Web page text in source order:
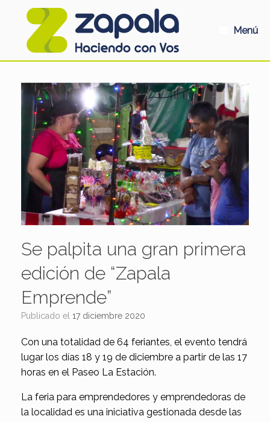
Menú
Se palpita una gran primera
edición de “Zapala
Emprende”
Publicado el 17 diciembre 2020
Con una totalidad de 64 feriantes, el evento tendrá
lugar los días 18 y 19 de diciembre a partir de las 17
horas en el Paseo La Estación.
La feria para emprendedores y emprendedoras de
la localidad es una iniciativa gestionada desde las